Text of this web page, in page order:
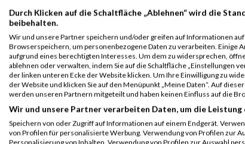
14. 2055
Alexander Prager,
Schlautkötter,
15. 1115 No Limits
Malte Rolff, Kai
Schindler, Emin
Rowedder
16. 3265 Coherent Fun Team 2
Karsten Groth,
Kreft, Marten
Juettner, Marcel
Durch Klicken auf die Schaltfläche „Ablehnen“ wird die
beibehalten.
Wir und unsere Partner speichern und/oder greifen auf Informationen
Browserspeichern, um personenbezogene Daten zu verarbeiten.
aufgrund eines berechtigten Interesses. Um dem zu widersprechen,
ablehnen oder verwalten, indem Sie auf die Schaltfläche „Einstellungen
der linken unteren Ecke der Website klicken. Um Ihre Einwilligung zu
der Website und klicken Sie auf den Menüpunkt „Meine Daten“. Auf
werden unseren Partnern mitgeteilt und haben keinen Einfluss auf die
Wir und unsere Partner verarbeiten Daten, um die
Speichern von oder Zugriff auf Informationen auf einem Endgerät.
von Profilen für personalisierte Werbung. Verwendung von Profilen zur
Personalisierung von Inhalten. Verwendung von Profilen zur Auswahl